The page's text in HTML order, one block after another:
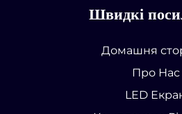
Швидкі
Домашня
Про Нас
LED